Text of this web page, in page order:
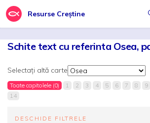
Resurse Creștine
Schite text cu referinta Osea,
Selectați altă carte
Toate capitolele (0) 1 2 3 4 5 6 7 8 9
14
DESCHIDE FILTRELE